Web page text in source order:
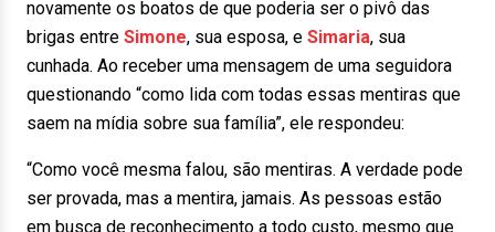
novamente os boatos de que poderia ser o pivô das
brigas entre Simone, sua esposa, e Simaria, sua
cunhada. Ao receber uma mensagem de uma seguidora
questionando “como lida com todas essas mentiras que
saem na mídia sobre sua família”, ele respondeu:
“Como você mesma falou, são mentiras. A verdade pode
ser provada, mas a mentira, jamais. As pessoas estão
em busca de reconhecimento a todo custo, mesmo que